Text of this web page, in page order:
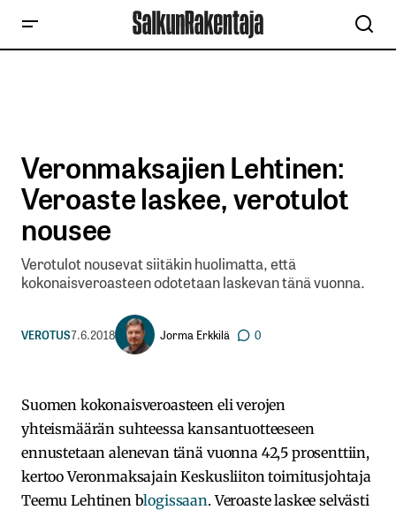
Veronmaksajien Lehtinen:
Veroaste laskee, verotulot
nousee
Verotulot nousevat siitäkin huolimatta, että
kokonaisveroasteen odotetaan laskevan tänä vuonna.
VEROTUS7.6.2018 Jorma Erkkilä 0
Suomen kokonaisveroasteen eli verojen
yhteismäärän suhteessa kansantuotteeseen
ennustetaan alenevan tänä vuonna 42,5 prosenttiin,
kertoo Veronmaksajain Keskusliiton toimitusjohtaja
Teemu Lehtinen blogissaan. Veroaste laskee selvästi